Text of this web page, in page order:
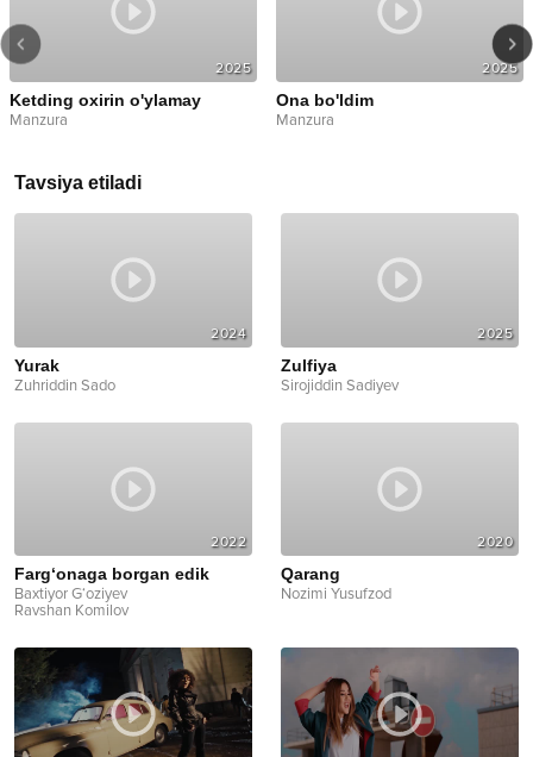
2025
Ketding oxirin o'ylamay
Manzura
2025
Ona bo'ldim
Manzura
Tavsiya etiladi
2024
Yurak
Zuhriddin Sado
2025
Zulfiya
Sirojiddin Sadiyev
2022
Farg‘onaga borgan edik
Baxtiyor G‘oziyev
Ravshan Komilov
2020
Qarang
Nozimi Yusufzod